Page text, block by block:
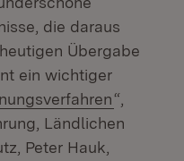
die daraus
Übergabe
ein wichtiger
(Öffnet
“,
Ländlichen
Peter Hauk,